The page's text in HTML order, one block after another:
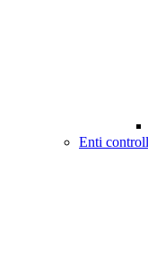
Enti